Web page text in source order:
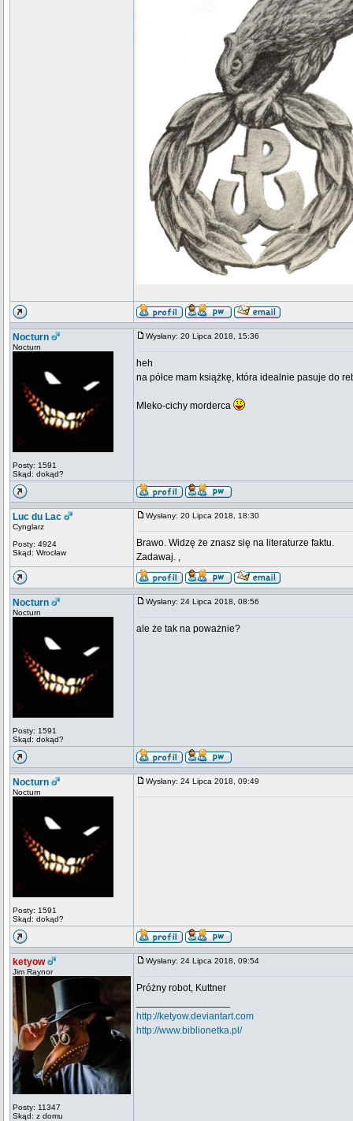
Nocturn
Nocturn
Posty: 1591
Skąd: dokąd?
Wysłany: 20 Lipca 2018, 15:36
heh
na półce mam książkę, która idealnie pasuje do
Mleko-cichy morderca
Luc du Lac
Cynglarz
Posty: 4924
Skąd: Wrocław
Wysłany: 20 Lipca 2018, 18:30
Brawo. Widzę że znasz się na literaturze faktu.
Zadawaj. ,
Nocturn
Nocturn
Posty: 1591
Skąd: dokąd?
Wysłany: 24 Lipca 2018, 08:56
ale że tak na poważnie?
Nocturn
Nocturn
Posty: 1591
Skąd: dokąd?
Wysłany: 24 Lipca 2018, 09:49
ketyow
Jim Raynor
Posty: 11347
Skąd: z domu
Wysłany: 24 Lipca 2018, 09:54
Próżny robot, Kuttner
http://ketyow.deviantart.com
http://www.biblionetka.pl/